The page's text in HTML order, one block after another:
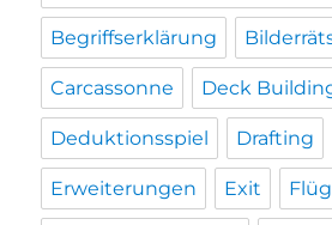
Begriffserklärung
Carcassonne Deck
Deduktionsspiel Drafting
Erweiterungen Exit